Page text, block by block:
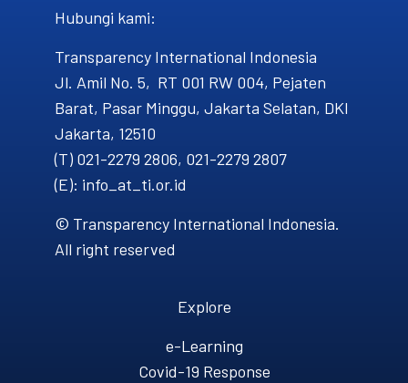
Hubungi kami​:
Transparency International Indonesia
Jl. Amil No. 5, RT 001 RW 004, Pejaten
Barat, Pasar Minggu, Jakarta Selatan, DKI
Jakarta, 12510
(T) 021-2279 2806, 021-2279 2807
(E): info_at_ti.or.id
© Transparency International Indonesia.
All right reserved
Explore
e-Learning
Covid-19 Response